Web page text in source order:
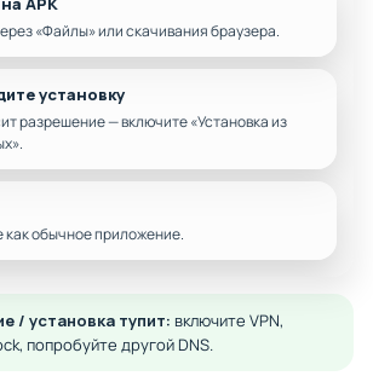
«Файлы» или скачивания браузера.
установку
разрешение — включите «Установка из
как обычное приложение.
/ установка тупит: включите VPN,
попробуйте другой DNS.